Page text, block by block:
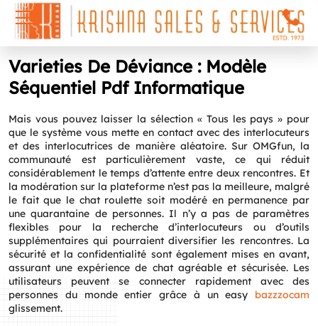
Varieties De Déviance : Modèle
Séquentiel Pdf Informatique
Mais vous pouvez laisser la sélection « Tous les pays » pour
que le système vous mette en contact avec des interlocuteurs
et des interlocutrices de manière aléatoire. Sur OMGfun, la
communauté est particulièrement vaste, ce qui réduit
considérablement le temps d’attente entre deux rencontres. Et
la modération sur la plateforme n’est pas la meilleure, malgré
le fait que le chat roulette soit modéré en permanence par
une quarantaine de personnes. Il n’y a pas de paramètres
flexibles pour la recherche d’interlocuteurs ou d’outils
supplémentaires qui pourraient diversifier les rencontres. La
sécurité et la confidentialité sont également mises en avant,
assurant une expérience de chat agréable et sécurisée. Les
utilisateurs peuvent se connecter rapidement avec des
personnes du monde entier grâce à un easy bazzzocam
glissement.